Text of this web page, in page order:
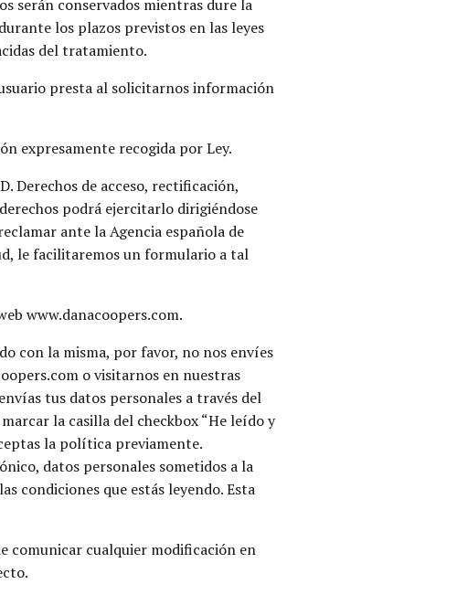
serán conservados mientras dure la
los plazos previstos en las leyes
del tratamiento.
presta al solicitarnos información
expresamente recogida por Ley.
Derechos de acceso, rectificación,
podrá ejercitarlo dirigiéndose
ante la Agencia española de
le facilitaremos un formulario a tal
www.danacoopers.com.
con la misma, por favor, no nos envíes
o visitarnos en nuestras
tus datos personales a través del
la casilla del checkbox “He leído y
la política previamente.
datos personales sometidos a la
condiciones que estás leyendo. Esta
comunicar cualquier modificación en